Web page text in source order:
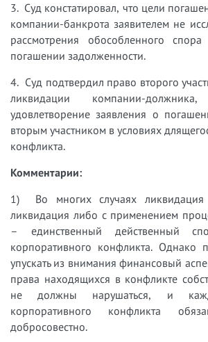
3. Суд констатировал, что цели
компании-банкрота заявителем не
рассмотрения обособленного
погашении задолженности.
4. Суд подтвердил право второго
ликвидации компании-
удовлетворение заявления о
вторым участником в условиях
конфликта.
Комментарии:
1) Во многих случаях ликвидация
ликвидация либо с применением
– единственный действенный
корпоративного конфликта. Однако
упускать из внимания финансовый
права находящихся в конфликте
не должны нарушаться, и
корпоративного конфликта
добросовестно.